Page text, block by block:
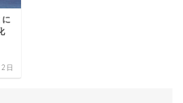
日